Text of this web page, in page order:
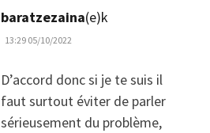
baratzezaina(e)k
13:29 05/10/2022
D’accord donc si je te suis il
faut surtout éviter de parler
sérieusement du problème,